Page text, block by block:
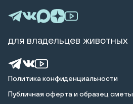
Политика конфиденциальности
Публичная оферта и образец сметы
для владельцев животных